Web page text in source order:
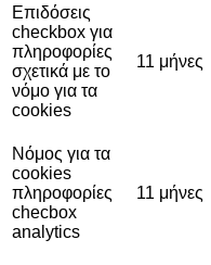
Επιδόσεις
checkbox για
πληροφορίες
σχετικά με το
νόμο για τα
cookies
11 μήνες
Νόμος για τα
cookies
πληροφορίες
checbox
analytics
11 μήνες